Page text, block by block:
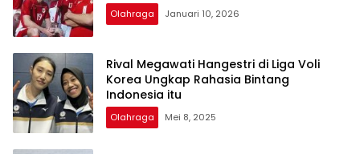
Olahraga Januari 10, 2026
Rival Megawati Hangestri di Liga Voli
Korea Ungkap Rahasia Bintang
Indonesia itu
Olahraga Mei 8, 2025